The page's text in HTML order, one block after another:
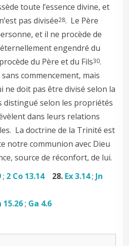
toute l’essence divine, et
pas divisée28. Le Père
et il ne procède de
engendré du
du Père et du Fils30.
commencement, mais
ne doit pas être divisé selon la
distingué selon les propriétés
dans leurs relations
La doctrine de la Trinité est
notre communion avec Dieu
source de réconfort, de lui.
; 2 Co 13.14 28. Ex 3.14;Jn
15.26; Ga 4.6